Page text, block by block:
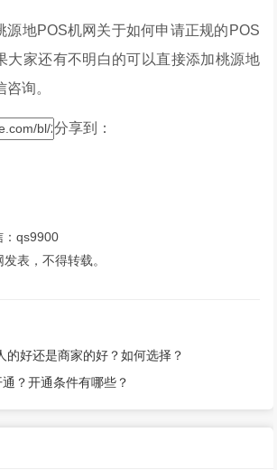
源地POS机网关于如何申请正规的POS
大家还有不明白的可以直接添加桃源地
询。
分享到：
：qs9900
表，不得转载。
的好还是商家的好？如何选择？
？开通条件有哪些？